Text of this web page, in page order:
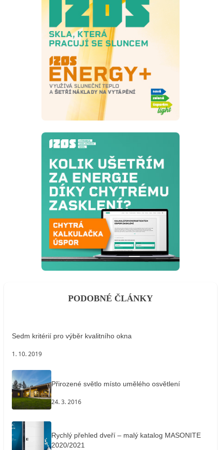
PODOBNÉ ČLÁNKY
Sedm kritérií pro výběr kvalitního okna
1. 10. 2019
Přirozené světlo místo umělého osvětlení
24. 3. 2016
Rychlý přehled dveří – malý katalog MASONITE
2020/2021